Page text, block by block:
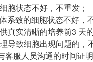
胞状态不好，不重发；
系致的细胞状态不好，
真实清晰的培养前3 天
导致细胞出现问题的，
客服人员沟通的时间证